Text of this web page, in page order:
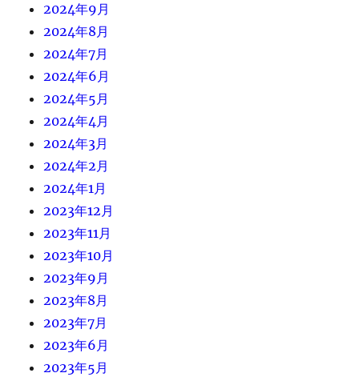
2024年9月
2024年8月
2024年7月
2024年6月
2024年5月
2024年4月
2024年3月
2024年2月
2024年1月
2023年12月
2023年11月
2023年10月
2023年9月
2023年8月
2023年7月
2023年6月
2023年5月